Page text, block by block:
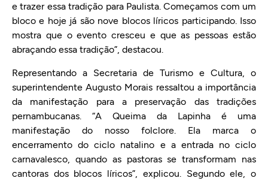
e trazer essa tradição para Paulista. Começamos com um
bloco e hoje já são nove blocos líricos participando. Isso
mostra que o evento cresceu e que as pessoas estão
abraçando essa tradição”, destacou.
Representando a Secretaria de Turismo e Cultura, o
superintendente Augusto Morais ressaltou a importância
da manifestação para a preservação das tradições
pernambucanas. “A Queima da Lapinha é uma
manifestação do nosso folclore. Ela marca o
encerramento do ciclo natalino e a entrada no ciclo
carnavalesco, quando as pastoras se transformam nas
cantoras dos blocos líricos”, explicou. Segundo ele, o